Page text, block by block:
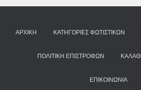
ΑΡΧΙΚΉ ΚΑΤΗΓΟΡΊΕΣ ΦΩΤΙΣΤΙΚΏΝ
ΠΟΛΙΤΙΚΉ ΕΠΙΣΤΡΟΦΏΝ ΚΑΛΆΘΙ
ΕΠΙΚΟΙΝΩΝΊΑ